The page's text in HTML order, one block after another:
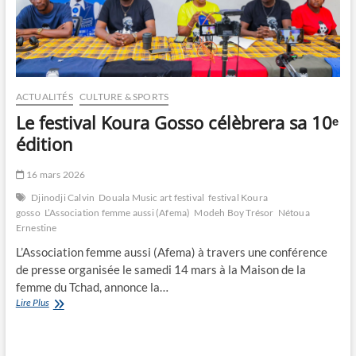
ACTUALITÉS CULTURE & SPORTS
Le festival Koura Gosso célèbrera sa 10ᵉ
édition
16 mars 2026
Djinodji Calvin Douala Music art festival festival Koura
gosso L’Association femme aussi (Afema) Modeh Boy Trésor Nétoua
Ernestine
L’Association femme aussi (Afema) à travers une conférence
de presse organisée le samedi 14 mars à la Maison de la
femme du Tchad, annonce la…
Lire PlusLe